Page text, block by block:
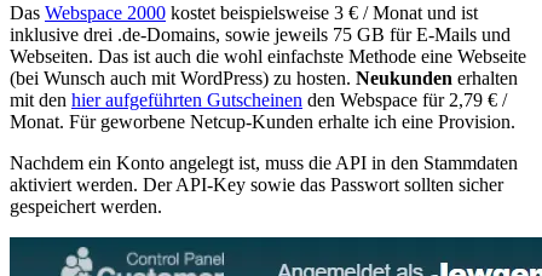
Das Webspace 2000 kostet beispielsweise 3 € / Monat und ist
inklusive drei .de-Domains, sowie jeweils 75 GB für E-Mails und
Webseiten. Das ist auch die wohl einfachste Methode eine Webseite
(bei Wunsch auch mit WordPress) zu hosten. Neukunden erhalten
mit den hier aufgeführten Gutscheinen den Webspace für 2,79 € /
Monat. Für geworbene Netcup-Kunden erhalte ich eine Provision.
Nachdem ein Konto angelegt ist, muss die API in den Stammdaten
aktiviert werden. Der API-Key sowie das Passwort sollten sicher
gespeichert werden.